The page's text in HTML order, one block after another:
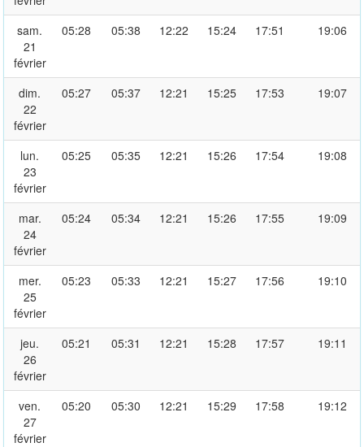
sam.
21
février
05:28 05:38 12:22 15:24 17:51 19:06
dim.
22
février
05:27 05:37 12:21 15:25 17:53 19:07
lun.
23
février
05:25 05:35 12:21 15:26 17:54 19:08
mar.
24
février
05:24 05:34 12:21 15:26 17:55 19:09
mer.
25
février
05:23 05:33 12:21 15:27 17:56 19:10
jeu.
26
février
05:21 05:31 12:21 15:28 17:57 19:11
ven.
27
février
05:20 05:30 12:21 15:29 17:58 19:12